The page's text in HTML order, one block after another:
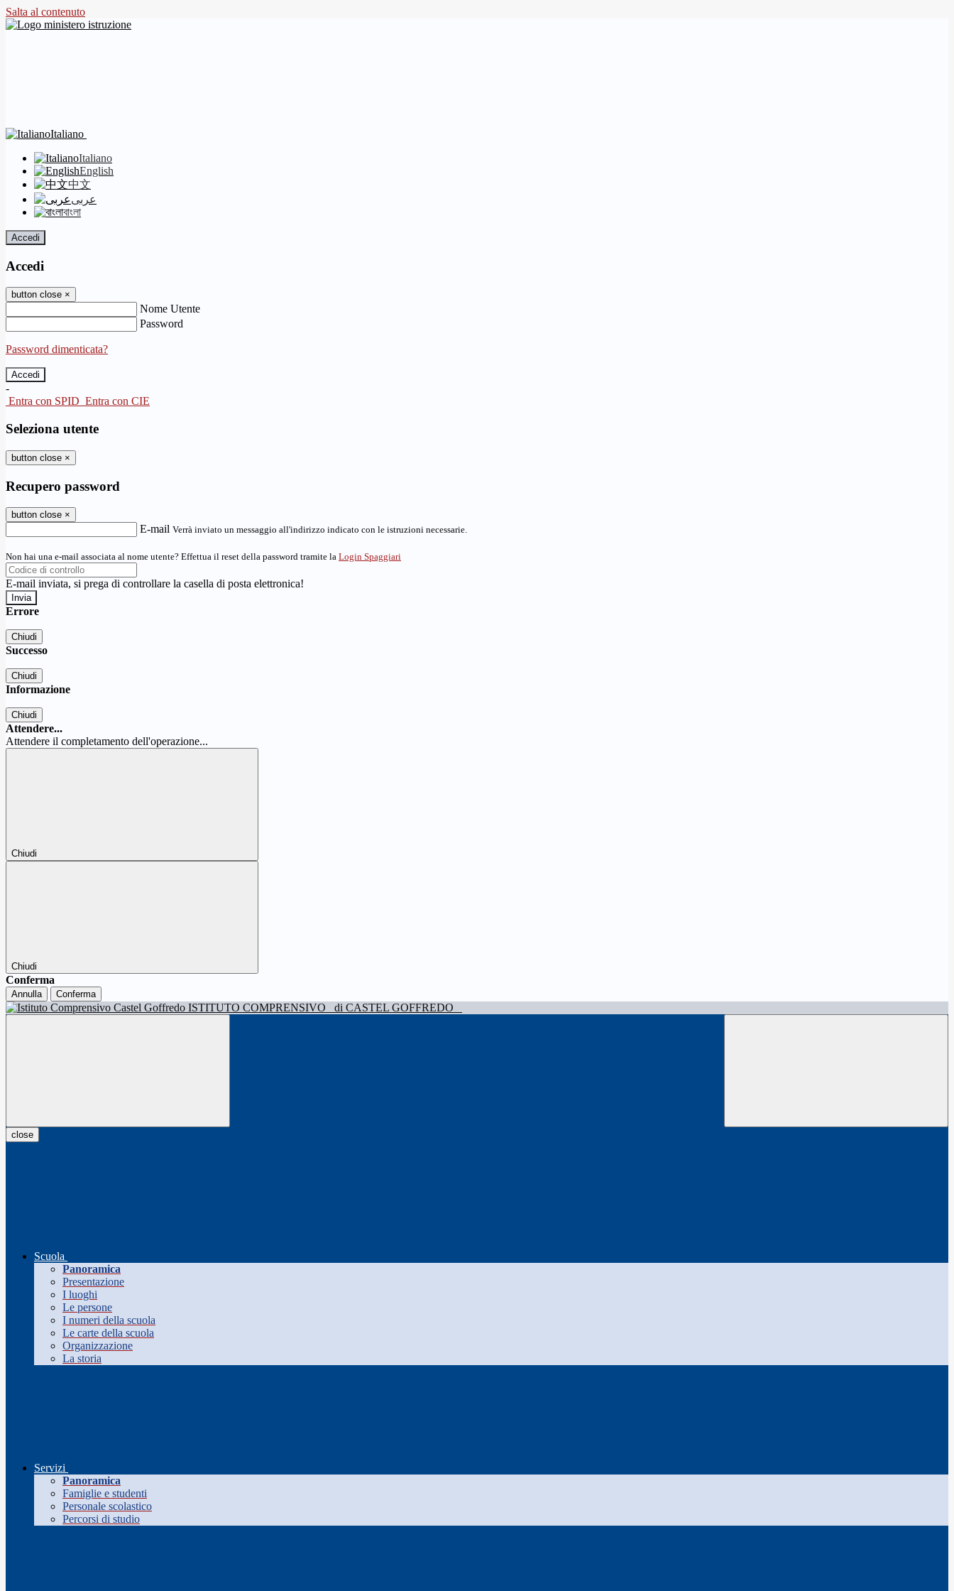
Salta al contenuto
Italiano
Italiano
English
中文
عربى
বাংলা
Accedi
Accedi
button close ×
Nome Utente
Password
Password dimenticata?
-
Entra con SPID Entra con CIE
Seleziona utente
button close ×
Recupero password
button close ×
E-mail Verrà inviato un messaggio all'indirizzo indicato con le istruzioni necessarie.
Non hai una e-mail associata al nome utente? Effettua il reset della password tramite la Login Spaggiari
E-mail inviata, si prega di controllare la casella di posta elettronica!
Errore
Chiudi
Successo
Chiudi
Informazione
Chiudi
Attendere...
Attendere il completamento dell'operazione...
Chiudi
Chiudi
Conferma
Annulla Conferma
ISTITUTO COMPRENSIVO di CASTEL GOFFREDO
close
Scuola
Panoramica
Presentazione
I luoghi
Le persone
I numeri della scuola
Le carte della scuola
Organizzazione
La storia
Servizi
Panoramica
Famiglie e studenti
Personale scolastico
Percorsi di studio